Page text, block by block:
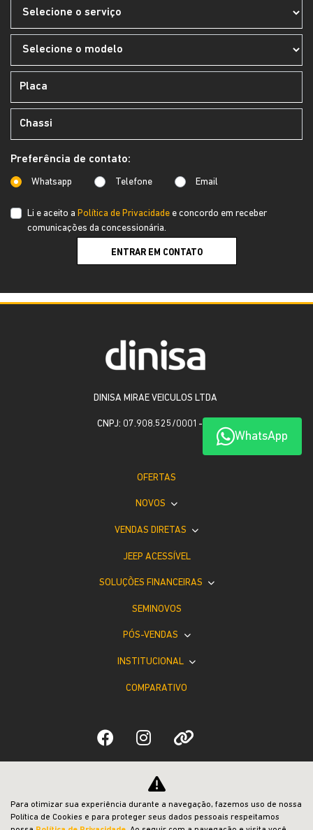
Preferência de contato:
Whatsapp Telefone Email
Li e aceito a Política de Privacidade e concordo em receber
comunicações da concessionária.
ENTRAR EM CONTATO
WhatsApp
DINISA MIRAE VEICULOS LTDA
CNPJ: 07.908.525/0001-79
OFERTAS
NOVOS
VENDAS DIRETAS
JEEP ACESSÍVEL
SOLUÇÕES FINANCEIRAS
SEMINOVOS
PÓS-VENDAS
INSTITUCIONAL
COMPARATIVO
Desacelere. Seu bem maior é a vida.
Para otimizar sua experiência durante a navegação, fazemos uso de nossa
Política de Cookies e para proteger seus dados pessoais respeitamos